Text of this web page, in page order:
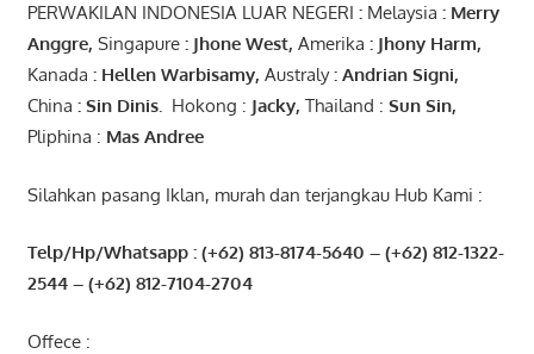
PERWAKILAN INDONESIA LUAR NEGERI : Melaysia : Merry
Anggre, Singapure: JhoneWest, Amerika : JhonyHarm,
Kanada : Hellen Warbisamy, Australy: Andrian Signi,
China : Sin Dinis. Hokong : Jacky, Thailand : Sun Sin,
Pliphina : Mas Andree
Silahkan pasang Iklan, murah dan terjangkau Hub Kami :
Telp/Hp/Whatsapp : (+62) 813-8174-5640 – (+62) 812-1322-
2544– (+62) 812-7104-2704
Offece :